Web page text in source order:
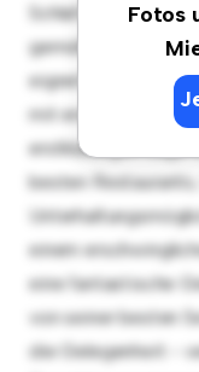
Fotos
Schlafzimmer-
gemütlichen
eignet sich perfekt
mit erstklassigen
erstklassigen Lage
besten
einem
eine fantastische
von seiner besten
die Gelegenheit -